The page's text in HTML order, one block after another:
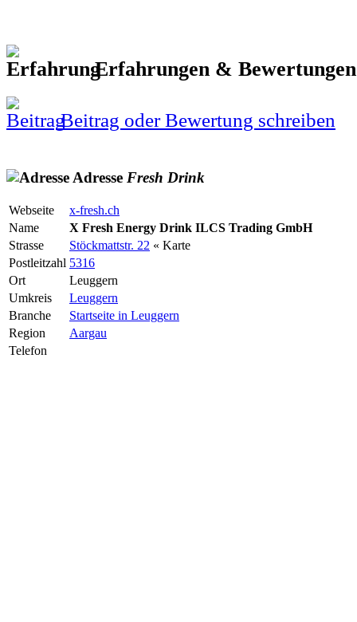
Erfahrungen &
Beitrag oder Bewertung schreiben
Adresse Fresh Drink
Webseite
x-fresh.ch
Name
X Fresh Energy Drink ILCS Trading GmbH
Strasse
Stöckmattstr. 22 « Karte
Postleitzahl 5316
Ort
Leuggern
Umkreis
Leuggern
Branche
Startseite in Leuggern
Region
Aargau
Telefon